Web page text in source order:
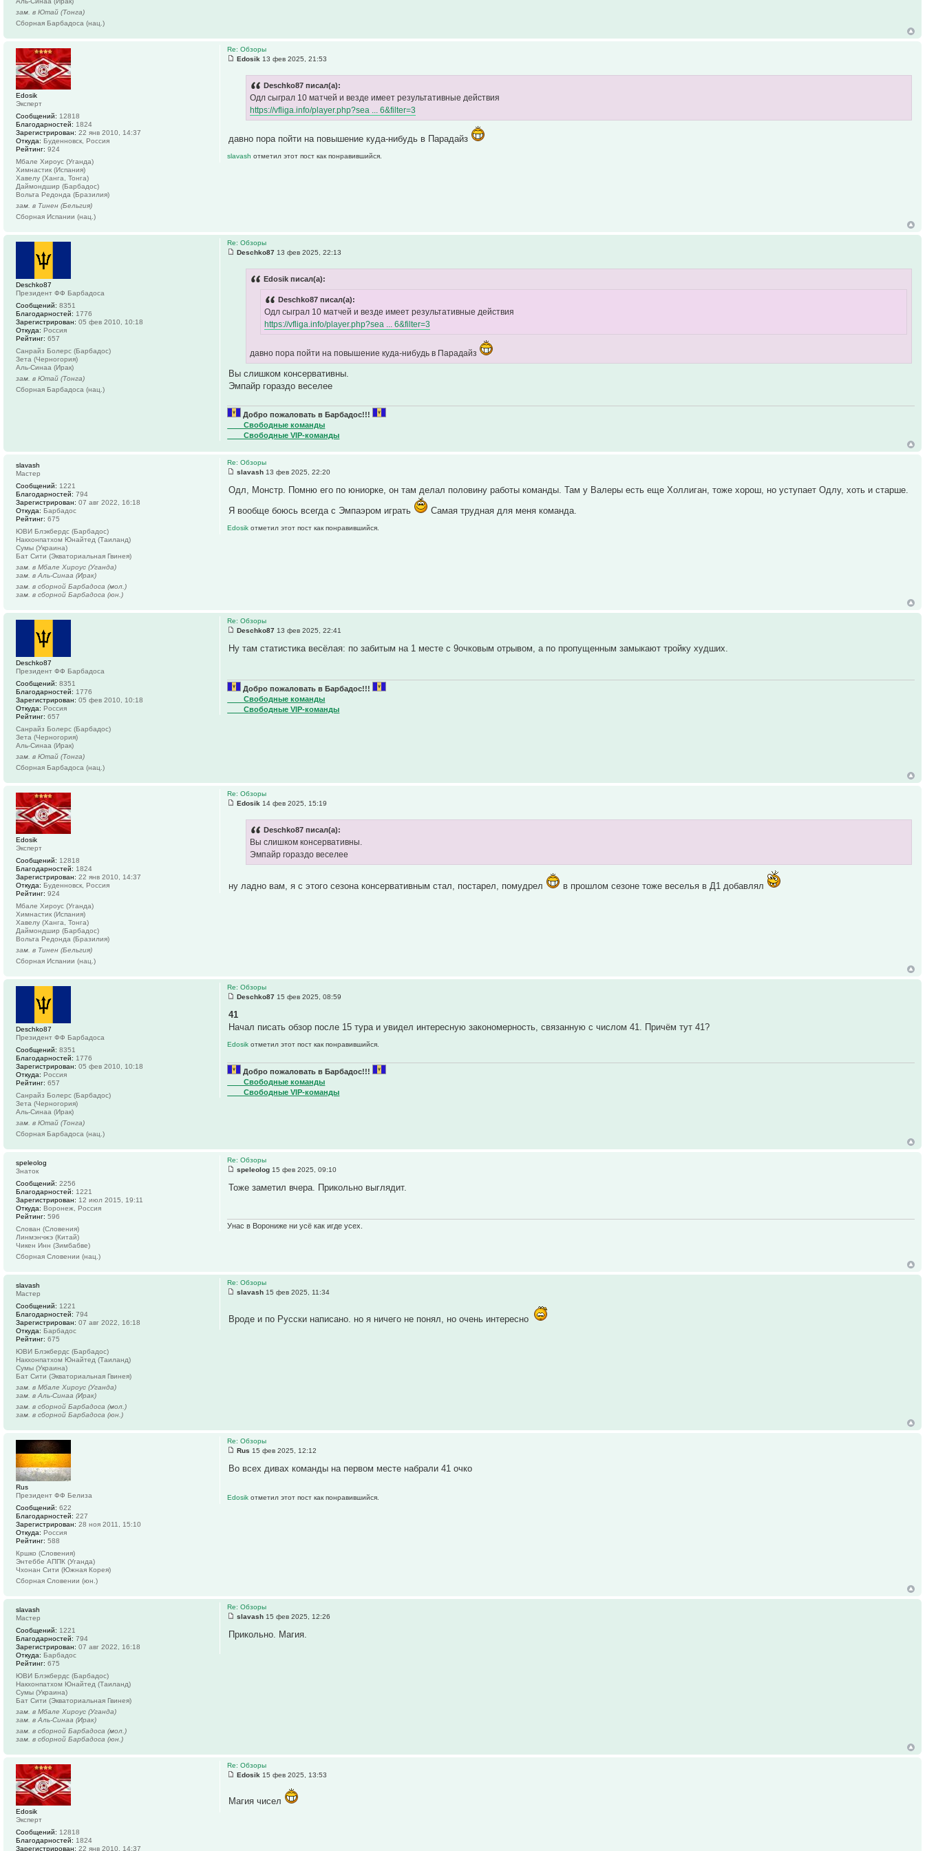
зам. в Ютай (Тонга)
Сборная Барбадоса (нац.)
Re: Обзоры
Edosik 13 фев 2025, 21:53
Deschko87 писал(а):
Одл сыграл 10 матчей и везде имеет результативные действия
https://vfliga.info/player.php?sea ... 6&filter=3
давно пора пойти на повышение куда-нибудь в Парадайз
slavashотметил этот пост как понравившийся.
Edosik
Эксперт
Сообщений: 12818
Благодарностей: 1824
Зарегистрирован: 22 янв 2010, 14:37
Откуда: Буденновск, Россия
Рейтинг: 924
Мбале Хироус (Уганда)
Химнастик (Испания)
Хавелу (Ханга, Тонга)
Даймондшир (Барбадос)
Вольта Редонда (Бразилия)
зам. в Тинен (Бельгия)
Сборная Испании (нац.)
Re: Обзоры
Deschko87 13 фев 2025, 22:13
Edosik писал(а):
Deschko87 писал(а):
Одл сыграл 10 матчей и везде имеет результативные действия
https://vfliga.info/player.php?sea ... 6&filter=3
давно пора пойти на повышение куда-нибудь в Парадайз
Вы слишком консервативны.
Эмпайр гораздо веселее
Добро пожаловать в Барбадос!!!
____Свободные команды
____Свободные VIP-команды
Deschko87
Президент ФФ Барбадоса
Сообщений: 8351
Благодарностей: 1776
Зарегистрирован: 05 фев 2010, 10:18
Откуда: Россия
Рейтинг: 657
Санрайз Болерс (Барбадос)
Зета (Черногория)
Аль-Синаа (Ирак)
зам. в Ютай (Тонга)
Сборная Барбадоса (нац.)
Re: Обзоры
slavash 13 фев 2025, 22:20
Одл, Монстр. Помню его по юниорке, он там делал половину работы команды. Там у Валеры есть еще Холлиган, тоже хорош, но уступает Одлу, хоть и старше.
Я вообще боюсь всегда с Эмпаэром играть
Самая трудная для меня команда.
Edosikотметил этот пост как понравившийся.
slavash
Мастер
Сообщений: 1221
Благодарностей: 794
Зарегистрирован: 07 авг 2022, 16:18
Откуда: Барбадос
Рейтинг: 675
ЮВИ Блэкбердс (Барбадос)
Накхонпатхом Юнайтед (Таиланд)
Сумы (Украина)
Бат Сити (Экваториальная Гвинея)
зам. в Мбале Хироус (Уганда)
зам. в Аль-Синаа (Ирак)
зам. в сборной Барбадоса (мол.)
зам. в сборной Барбадоса (юн.)
Re: Обзоры
Deschko87 13 фев 2025, 22:41
Ну там статистика весёлая: по забитым на 1 месте с 9очковым отрывом, а по пропущенным замыкают тройку худших.
Добро пожаловать в Барбадос!!!
____Свободные команды
____Свободные VIP-команды
Deschko87
Президент ФФ Барбадоса
Сообщений: 8351
Благодарностей: 1776
Зарегистрирован: 05 фев 2010, 10:18
Откуда: Россия
Рейтинг: 657
Санрайз Болерс (Барбадос)
Зета (Черногория)
Аль-Синаа (Ирак)
зам. в Ютай (Тонга)
Сборная Барбадоса (нац.)
Re: Обзоры
Edosik 14 фев 2025, 15:19
Deschko87 писал(а):
Вы слишком консервативны.
Эмпайр гораздо веселее
ну ладно вам, я с этого сезона консервативным стал, постарел, помудрел в прошлом сезоне тоже веселья в Д1 добавлял
Edosik
Эксперт
Сообщений: 12818
Благодарностей: 1824
Зарегистрирован: 22 янв 2010, 14:37
Откуда: Буденновск, Россия
Рейтинг: 924
Мбале Хироус (Уганда)
Химнастик (Испания)
Хавелу (Ханга, Тонга)
Даймондшир (Барбадос)
Вольта Редонда (Бразилия)
зам. в Тинен (Бельгия)
Сборная Испании (нац.)
Re: Обзоры
Deschko87 15 фев 2025, 08:59
41
Начал писать обзор после 15 тура и увидел интересную закономерность, связанную с числом 41. Причём тут 41?
Edosikотметил этот пост как понравившийся.
Добро пожаловать в Барбадос!!!
____Свободные команды
____Свободные VIP-команды
Deschko87
Президент ФФ Барбадоса
Сообщений: 8351
Благодарностей: 1776
Зарегистрирован: 05 фев 2010, 10:18
Откуда: Россия
Рейтинг: 657
Санрайз Болерс (Барбадос)
Зета (Черногория)
Аль-Синаа (Ирак)
зам. в Ютай (Тонга)
Сборная Барбадоса (нац.)
Re: Обзоры
speleolog 15 фев 2025, 09:10
Тоже заметил вчера. Прикольно выглядит.
Унас в Ворониже ни усё как игде усех.
speleolog
Знаток
Сообщений: 2256
Благодарностей: 1221
Зарегистрирован: 12 июл 2015, 19:11
Откуда: Воронеж, Россия
Рейтинг: 596
Слован (Словения)
Линмэнчжэ (Китай)
Чикен Инн (Зимбабве)
Сборная Словении (нац.)
Re: Обзоры
slavash 15 фев 2025, 11:34
Вроде и по Русски написано. но я ничего не понял, но очень интересно
slavash
Мастер
Сообщений: 1221
Благодарностей: 794
Зарегистрирован: 07 авг 2022, 16:18
Откуда: Барбадос
Рейтинг: 675
ЮВИ Блэкбердс (Барбадос)
Накхонпатхом Юнайтед (Таиланд)
Сумы (Украина)
Бат Сити (Экваториальная Гвинея)
зам. в Мбале Хироус (Уганда)
зам. в Аль-Синаа (Ирак)
зам. в сборной Барбадоса (мол.)
зам. в сборной Барбадоса (юн.)
Re: Обзоры
Rus 15 фев 2025, 12:12
Во всех дивах команды на первом месте набрали 41 очко
Edosikотметил этот пост как понравившийся.
Rus
Президент ФФ Белиза
Сообщений: 622
Благодарностей: 227
Зарегистрирован: 28 ноя 2011, 15:10
Откуда: Россия
Рейтинг: 588
Кршко (Словения)
Энтеббе АППК (Уганда)
Чхонан Сити (Южная Корея)
Сборная Словении (юн.)
Re: Обзоры
slavash 15 фев 2025, 12:26
Прикольно. Магия.
slavash
Мастер
Сообщений: 1221
Благодарностей: 794
Зарегистрирован: 07 авг 2022, 16:18
Откуда: Барбадос
Рейтинг: 675
ЮВИ Блэкбердс (Барбадос)
Накхонпатхом Юнайтед (Таиланд)
Сумы (Украина)
Бат Сити (Экваториальная Гвинея)
зам. в Мбале Хироус (Уганда)
зам. в Аль-Синаа (Ирак)
зам. в сборной Барбадоса (мол.)
зам. в сборной Барбадоса (юн.)
Re: Обзоры
Edosik 15 фев 2025, 13:53
Магия чисел
Edosik
Эксперт
Сообщений: 12818
Благодарностей: 1824
Зарегистрирован: 22 янв 2010, 14:37